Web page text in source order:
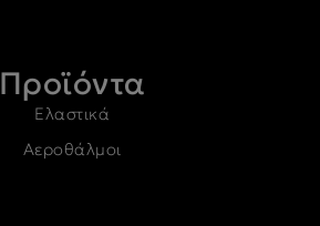
Προϊόντα
Ελαστικά
Αεροθάλμοι